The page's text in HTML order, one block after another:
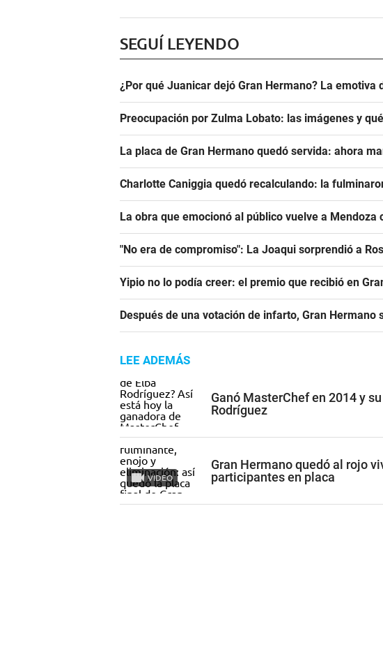
SEGUÍ LEYENDO
¿Por qué Juanicar dejó Gran Hermano? La emotiva
Preocupación por Zulma Lobato: las imágenes y
La placa de Gran Hermano quedó servida: ahora
Charlotte Caniggia quedó recalculando: la
La obra que emocionó al público vuelve a Mendoza
"No era de compromiso": La Joaqui sorprendió a
Yipio no lo podía creer: el premio que recibió en
Después de una votación de infarto, Gran Hermano
LEE ADEMÁS
Ganó MasterChef en 2014 y
Rodríguez
VIDEO
Gran Hermano quedó al rojo
participantes en placa